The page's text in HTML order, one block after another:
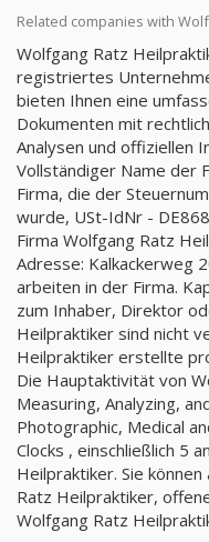
Related companies with
Wolfgang Ratz
registriertes
bieten Ihnen eine
Dokumenten mit
Analysen und offiziellen
Vollständiger Name der
Firma, die der
wurde, USt-IdNr -
Firma Wolfgang Ratz
Adresse: Kalkackerweg
arbeiten in der Firma.
zum Inhaber, Direktor
Heilpraktiker sind nicht
Heilpraktiker erstellte
Die Hauptaktivität von
Measuring, Analyzing,
Photographic, Medical
Clocks , einschließlich 5
Heilpraktiker. Sie
Ratz Heilpraktiker,
Wolfgang Ratz